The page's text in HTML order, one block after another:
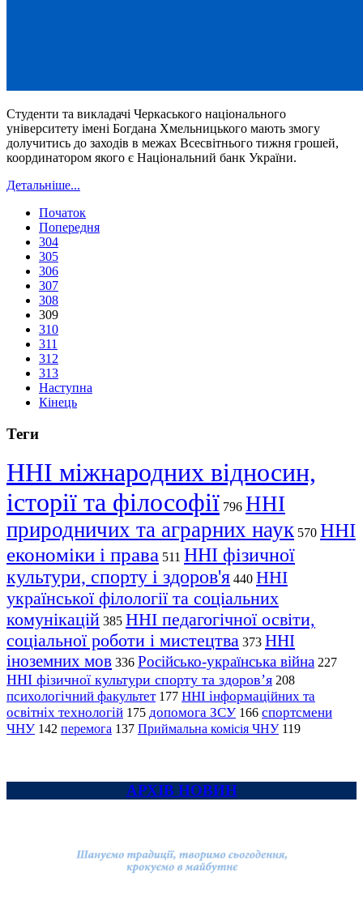
Студенти та викладачі Черкаського національного
університету імені Богдана Хмельницького мають змогу
долучитись до заходів в межах Всесвітнього тижня грошей,
координатором якого є Національний банк України.
Детальніше...
Початок
Попередня
304
305
306
307
308
309
310
311
312
313
Наступна
Кінець
Теги
ННІ міжнародних відносин,
історії та філософії 796 ННІ
природничих та аграрних наук 570 ННІ
економіки і права 511 ННІ фізичної
культури, спорту і здоров'я 440 ННІ
української філології та соціальних
комунікацій 385 ННІ педагогічної освіти,
соціальної роботи і мистецтва 373 ННІ
іноземних мов 336 Російсько-українська війна 227
ННІ фізичної культури спорту та здоров’я 208
психологічний факультет 177 ННІ інформаційних та
освітніх технологій 175 допомога ЗСУ 166 спортсмени
ЧНУ 142 перемога 137 Приймальна комісія ЧНУ 119
АРХІВ НОВИН